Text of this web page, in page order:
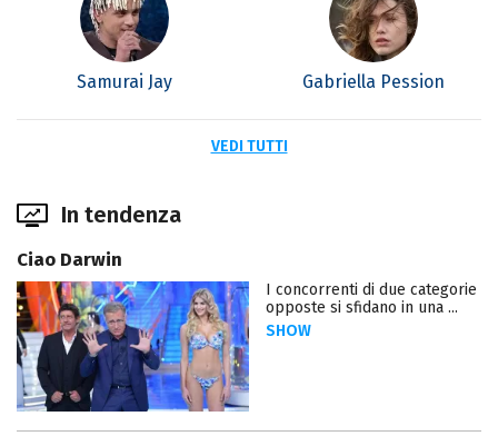
Samurai Jay Gabriella Pession
VEDI TUTTI
In tendenza
Ciao Darwin
I concorrenti di due categorie
opposte si sfidano in una ...
SHOW